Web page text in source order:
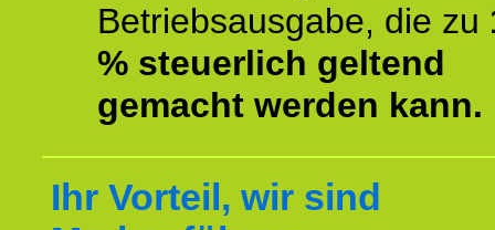
Betriebsausgabe, die zu
% steuerlich geltend
gemacht werden kann.
Ihr Vorteil, wir sind